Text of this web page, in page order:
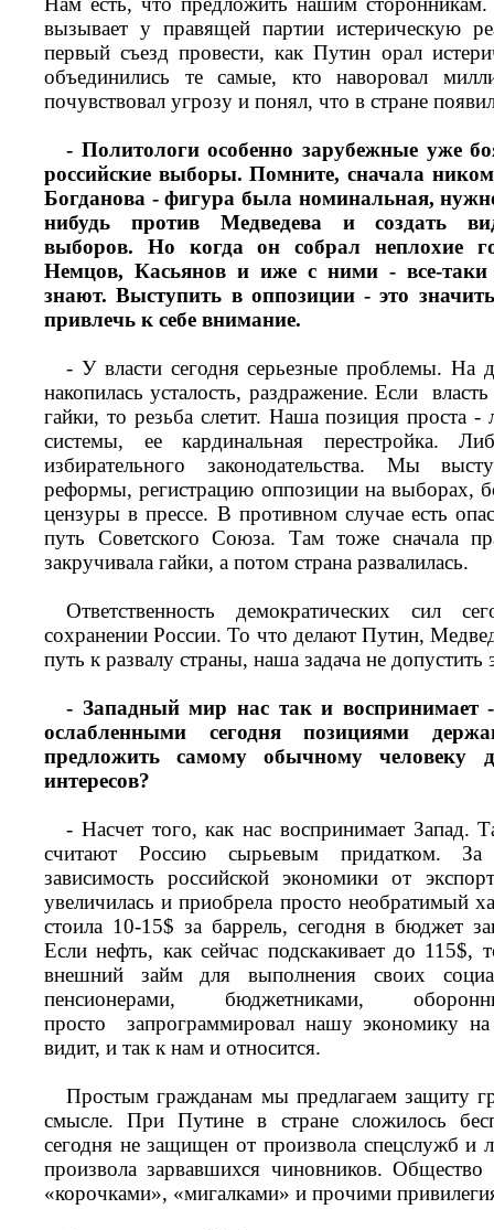
вызывает у правящей партии истерическую
первый съезд провести, как Путин орал
объединились те самые, кто наворовал
почувствовал угрозу и понял, что в стране
- Политологи особенно зарубежные уже
российские выборы. Помните, сначала
Богданова - фигура была номинальная,
нибудь против Медведева и создать
выборов. Но когда он собрал неплохие
Немцов, Касьянов и иже с ними - все-таки
знают. Выступить в оппозиции - это
привлечь к себе внимание.
- У власти сегодня серьезные проблемы. На
накопилась усталость, раздражение. Если
гайки, то резьба слетит. Наша позиция проста -
системы, ее кардинальная перестройка.
избирательного законодательства. Мы
реформы, регистрацию оппозиции на выборах,
цензуры в прессе. В противном случае есть
путь Советского Союза. Там тоже сначала
закручивала гайки, а потом страна развалилась.
Ответственность демократических сил
сохранении России. То что делают Путин,
путь к развалу страны, наша задача не допустить
- Западный мир нас так и воспринимает -
ослабленными сегодня позициями
предложить самому обычному
интересов?
- Насчет того, как нас воспринимает Запад.
считают Россию сырьевым придатком.
зависимость российской экономики от
увеличилась и приобрела просто необратимый
стоила 10-15$ за баррель, сегодня в бюджет
Если нефть, как сейчас подскакивает до 115$,
внешний займ для выполнения своих
пенсионерами, бюджетниками,
просто запрограммировал нашу экономику
видит, и так к нам и относится.
Простым гражданам мы предлагаем защиту
смысле. При Путине в стране сложилось
сегодня не защищен от произвола спецслужб и
произвола зарвавшихся чиновников.
«корочками», «мигалками» и прочими